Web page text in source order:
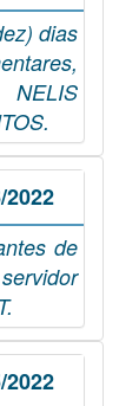
dias
2022
de
2022